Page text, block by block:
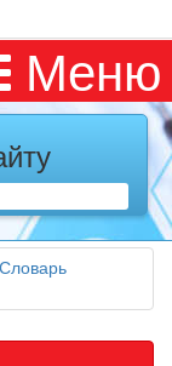
Меню
Словарь
меры
время дома),
Вы
диету
диеты
нее. Многие